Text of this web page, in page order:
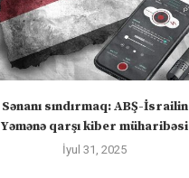
Sənanı sındırmaq: ABŞ-İsrailin
Yəmənə qarşı kiber müharibəsi
İyul 31, 2025